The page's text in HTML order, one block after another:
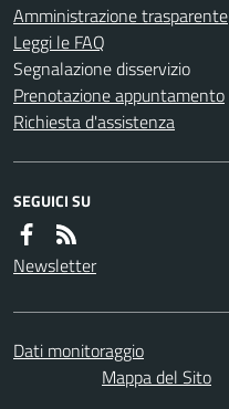
Amministrazione trasparente
Leggi le FAQ
Segnalazione disservizio
Prenotazione appuntamento
Richiesta d'assistenza
SEGUICI SU
Newsletter
Dati monitoraggio
Mappa del Sito